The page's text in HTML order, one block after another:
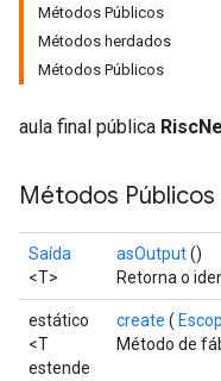
Métodos Públicos
Métodos herdados
Métodos Públicos
aula final pública
Métodos Públicos
Saída
<T>
asOutput()
Retorna o
estático
<T
estende
create (
Método de